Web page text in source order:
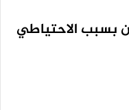
بسبب الاحتياطي